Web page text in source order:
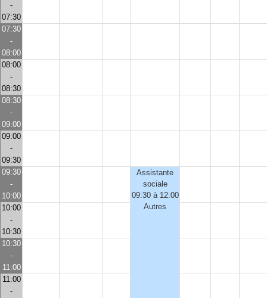
-
07:30
07:30
-
08:00
08:00
-
08:30
08:30
-
09:00
09:00
-
09:30
09:30
-
10:00
Assistante
sociale
09:30 à 12:00
Autres
10:00
-
10:30
10:30
-
11:00
11:00
-